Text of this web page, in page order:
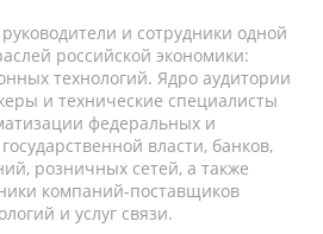
и сотрудники одной
российской экономики:
технологий. Ядро аудитории
и технические специалисты
федеральных и
власти, банков,
розничных сетей, а также
компаний-поставщиков
и услуг связи.